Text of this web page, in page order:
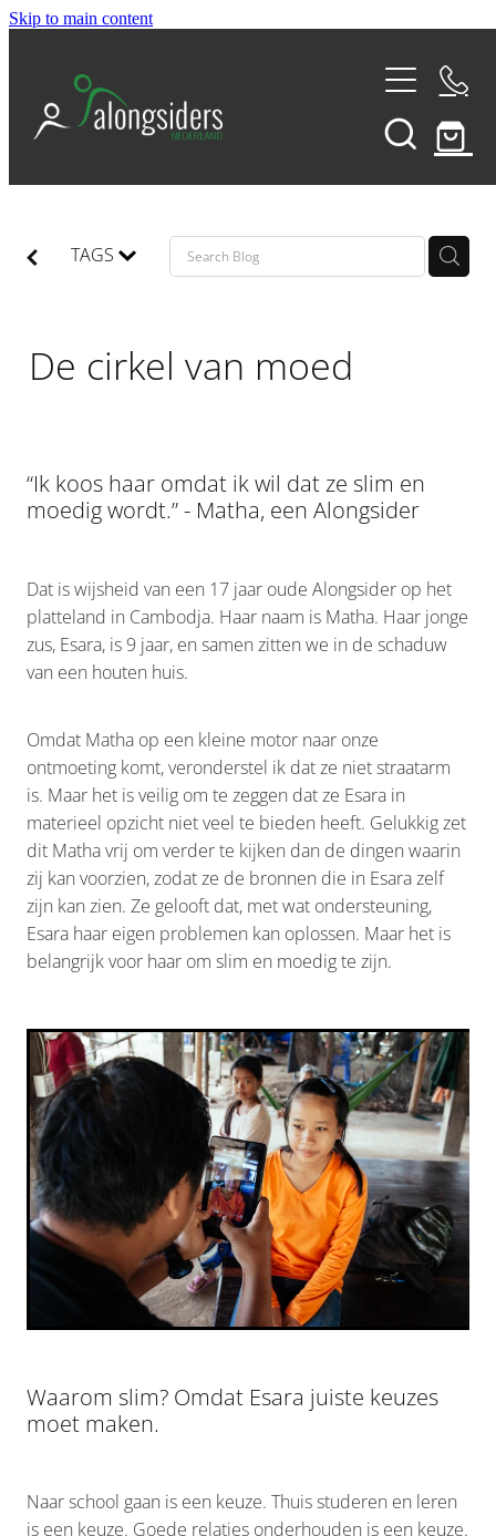
Skip to main content
THE ALONGSIDERS SUNDAY
D-POD CAST
ONTDEK ALONGSIDERS
VOOR PARTNERS
TEAM & BESTUUR
ONDERSTEUN
CONTACT
Blog
My Account
TAGS
De cirkel van moed
“Ik koos haar omdat ik wil dat ze slim en
moedig wordt.” - Matha, een Alongsider
Dat is wijsheid van een 17 jaar oude Alongsider op het
platteland in Cambodja. Haar naam is Matha. Haar jonge
zus, Esara, is 9 jaar, en samen zitten we in de schaduw
van een houten huis.
Omdat Matha op een kleine motor naar onze
ontmoeting komt, veronderstel ik dat ze niet straatarm
is. Maar het is veilig om te zeggen dat ze Esara in
materieel opzicht niet veel te bieden heeft. Gelukkig zet
dit Matha vrij om verder te kijken dan de dingen waarin
zij kan voorzien, zodat ze de bronnen die in Esara zelf
zijn kan zien. Ze gelooft dat, met wat ondersteuning,
Esara haar eigen problemen kan oplossen. Maar het is
belangrijk voor haar om slim en moedig te zijn.
Waarom slim? Omdat Esara juiste keuzes
moet maken.
Naar school gaan is een keuze. Thuis studeren en leren
is een keuze. Goede relaties onderhouden is een keuze.